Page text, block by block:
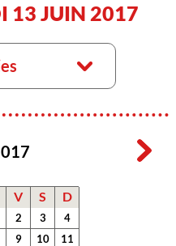
13 JUIN 2017
V S D
2 3
4
9 10
11